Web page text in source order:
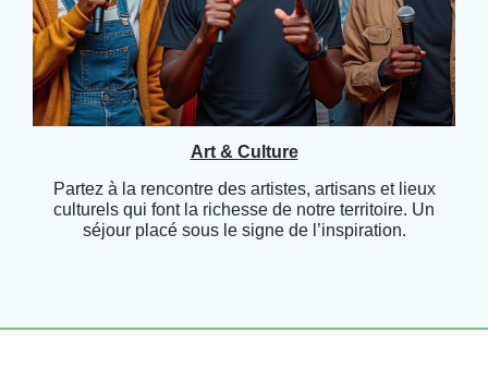
Art & Culture
Partez à la rencontre des artistes, artisans et lieux
culturels qui font la richesse de notre territoire. Un
séjour placé sous le signe de l’inspiration.